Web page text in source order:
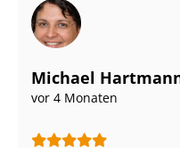
Michael
vor 4 Monaten